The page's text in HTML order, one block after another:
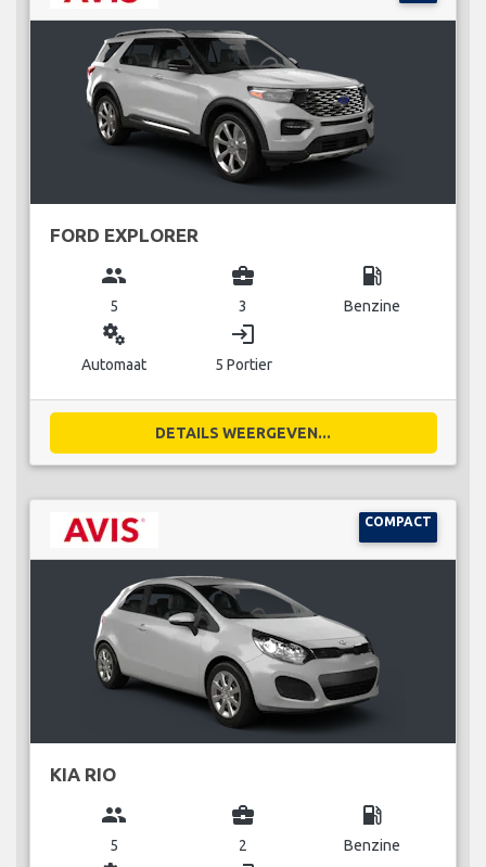
FORD EXPLORER
group
5
business_center
3
local_gas_station
Benzine
miscellaneous_services
Automaat
login
5 Portier
DETAILS WEERGEVEN...
COMPACT
KIA RIO
group
5
business_center
2
local_gas_station
Benzine